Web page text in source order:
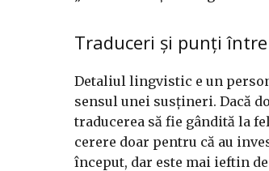
Traduceri și punți
Detaliul lingvistic e un
sensul unei susțineri. Dacă
traducerea să fie gândită la
cerere doar pentru că au
început, dar este mai ieftin